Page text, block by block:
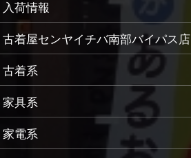
入荷情報
古着屋センヤイチバ南部バイパス店
古着系
家具系
家電系